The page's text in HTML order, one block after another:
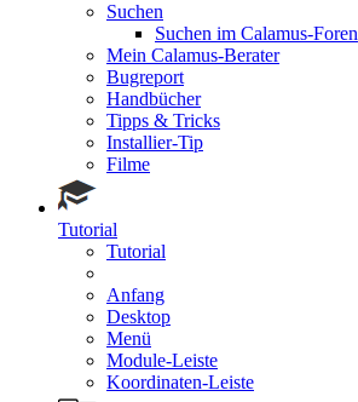
Suchen
Suchen im Calamus-Foren
Mein Calamus-Berater
Bugreport
Handbücher
Tipps & Tricks
Installier-Tip
Filme
Tutorial
Tutorial
Anfang
Desktop
Menü
Module-Leiste
Koordinaten-Leiste